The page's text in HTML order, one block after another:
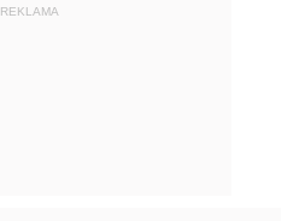
REKLAMA